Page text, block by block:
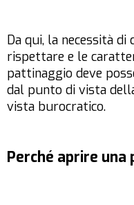
Da qui, la necessità
rispettare e le
pattinaggio deve
dal punto di vista
vista burocratico.
Perché aprire